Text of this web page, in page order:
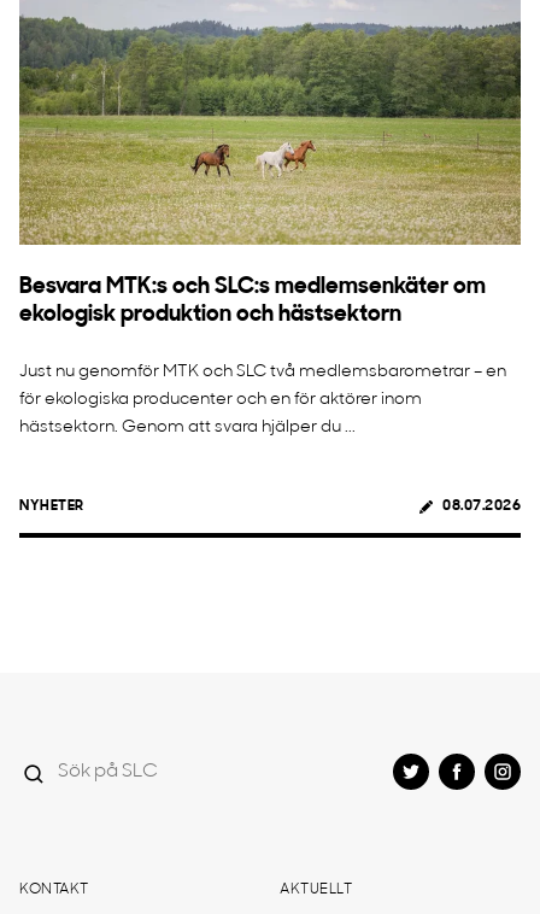
Besvara MTK:s och SLC:s medlemsenkäter om
ekologisk produktion och hästsektorn
Just nu genomför MTK och SLC två medlemsbarometrar – en
för ekologiska producenter och en för aktörer inom
hästsektorn. Genom att svara hjälper du ...
NYHETER 08.07.2026
KONTAKT AKTUELLT